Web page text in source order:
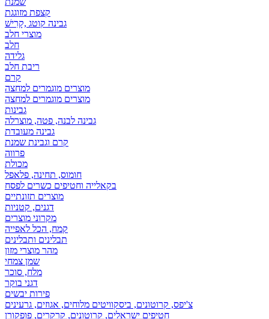
קצפת מזוגגת
גבינה קוטג ,קָרִישׁ
מוצרי חלב
חלב
גלידה
ריבת חלב
קרם
מוצרים מוגמרים למחצה
מוצרים מוגמרים למחצה
גבינות
גבינה לבנה, פטה, מוצרלה
גבינה מעובדת
קרם וגבינת שמנת
פרווה
מכולת
חומוס, תחינה, פלאפל
בקאלייה וחטיפים כשרים לפסח
מוצרים תזונתיים
דגנים, קטניות
מקרוני מוצרים
קמח, הכל לאפייה
תבלינים ותבלינים
מהר מוצרי מזון
שמן צמחי
מלח, סוכר
דגני בוקר
פירות יבשים
צ'יפס, קרוטונים, ביסקוויטים מלוחים, אגוזים, גרעינים
חטיפים ישראלים, קרוטונים, קרקרים, פופקורן